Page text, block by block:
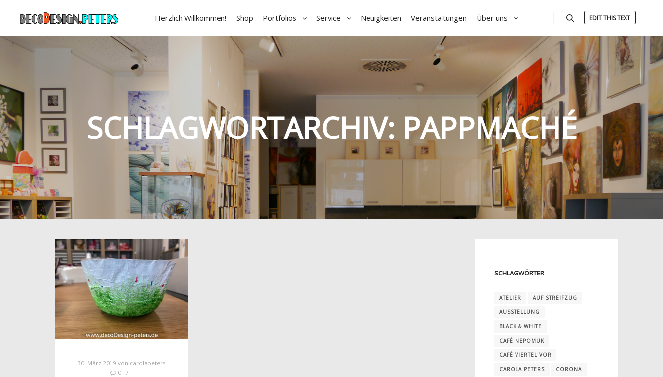
Herzlich Willkommen! Shop Portfolios Service Neuigkeiten Veranstaltungen Über uns EDIT THIS TEXT
SCHLAGWORTARCHIV: PAPPMACHÉ
30. März 2019 von carolapeters
0
SCHLAGWÖRTER
ATELIER AUF STREIFZUG
AUSSTELLUNG
BLACK & WHITE
CAFÉ NEPOMUK
CAFÉ VIERTEL VOR
CAROLA PETERS CORONA